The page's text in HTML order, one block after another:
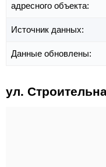
адресного объекта:
Источник данных:
Данные обновлены:
ул.